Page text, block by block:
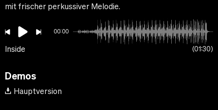
mit frischer perkussiver Melodie.
00:00
Inside 01:30
Demos
Hauptversion